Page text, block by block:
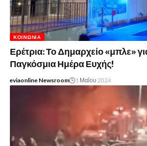
ΚΟΙΝΩΝΊΑ
Ερέτρια: Το Δημαρχείο «μπλε»
Παγκόσμια Ημέρα Ευχής!
eviaonline Newsroom 1 Μαΐου 2024